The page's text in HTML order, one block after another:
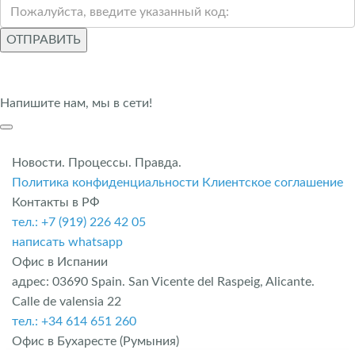
ОТПРАВИТЬ
Напишите нам, мы в сети!
Новости. Процессы. Правда.
Политика конфиденциальности Клиентское соглашение
Контакты в РФ
тел.: +7 (919) 226 42 05
написать whatsapp
Офис в Испании
адрес: 03690 Spain. San Vicente del Raspeig, Alicante.
Calle de valensia 22
тел.: +34 614 651 260
Офис в Бухаресте (Румыния)